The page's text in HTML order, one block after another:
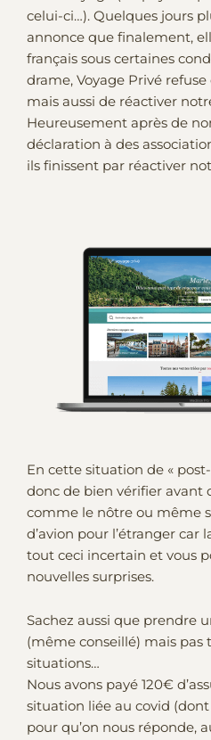
celui-ci…). Quelques jours
annonce que finalement,
français sous certaines
drame, Voyage Privé
mais aussi de réactiver
Heureusement après de
déclaration à des
ils finissent par réactiver
En cette situation de «
donc de bien vérifier avant
comme le nôtre ou même
d’avion pour l’étranger car
tout ceci incertain et vous
nouvelles surprises.
Sachez aussi que prendre
(même conseillé) mais pas
situations…
Nous avons payé 120€
situation liée au covid
pour qu’on nous réponde,